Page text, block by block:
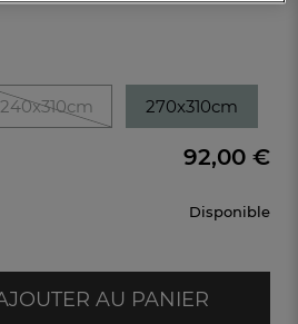
240x310cm 270x310cm
Disponible
92,00 €
AU PANIER